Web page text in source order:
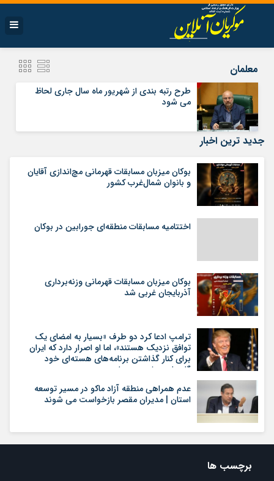
معلمان
طرح رتبه بندی از شهریور ماه سال جاری لحاظ
می شود
جدید ترین اخبار
بوکان میزبان مسابقات قهرمانی مچ‌اندازی آقایان
و بانوان شمال‌غرب کشور
اختتامیه مسابقات منطقه‌ای جورابین در بوکان
بوکان میزبان مسابقات قهرمانی وزنه‌برداری
آذربایجان غربی شد
ترامپ ادعا کرد دو طرف «بسیار به امضای یک
توافق نزدیک هستند»، اما او اصرار دارد که ایران
برای کنار گذاشتن برنامه‌های هسته‌ای خود
گام‌های بیشتری بردارد
عدم همراهی منطقه آزاد ماکو در مسیر توسعه
استان | مدیران مقصر بازخواست می شوند
برچسب ها